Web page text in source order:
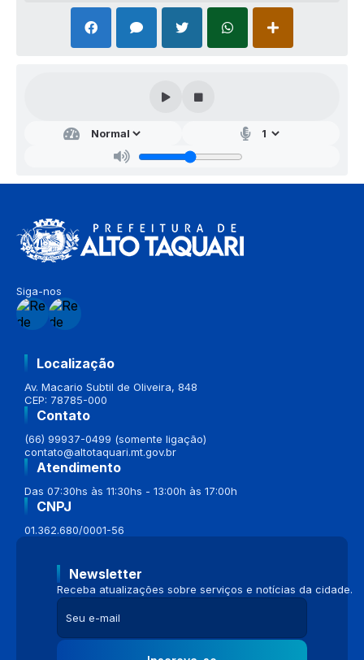
Siga-nos
Localização
Av. Macario Subtil de Oliveira, 848
CEP: 78785-000
Contato
(66) 99937-0499 (somente ligação)
contato@altotaquari.mt.gov.br
Atendimento
Das 07:30hs às 11:30hs - 13:00h às 17:00h
CNPJ
01.362.680/0001-56
Newsletter
Receba atualizações sobre serviços e notícias da cidade.